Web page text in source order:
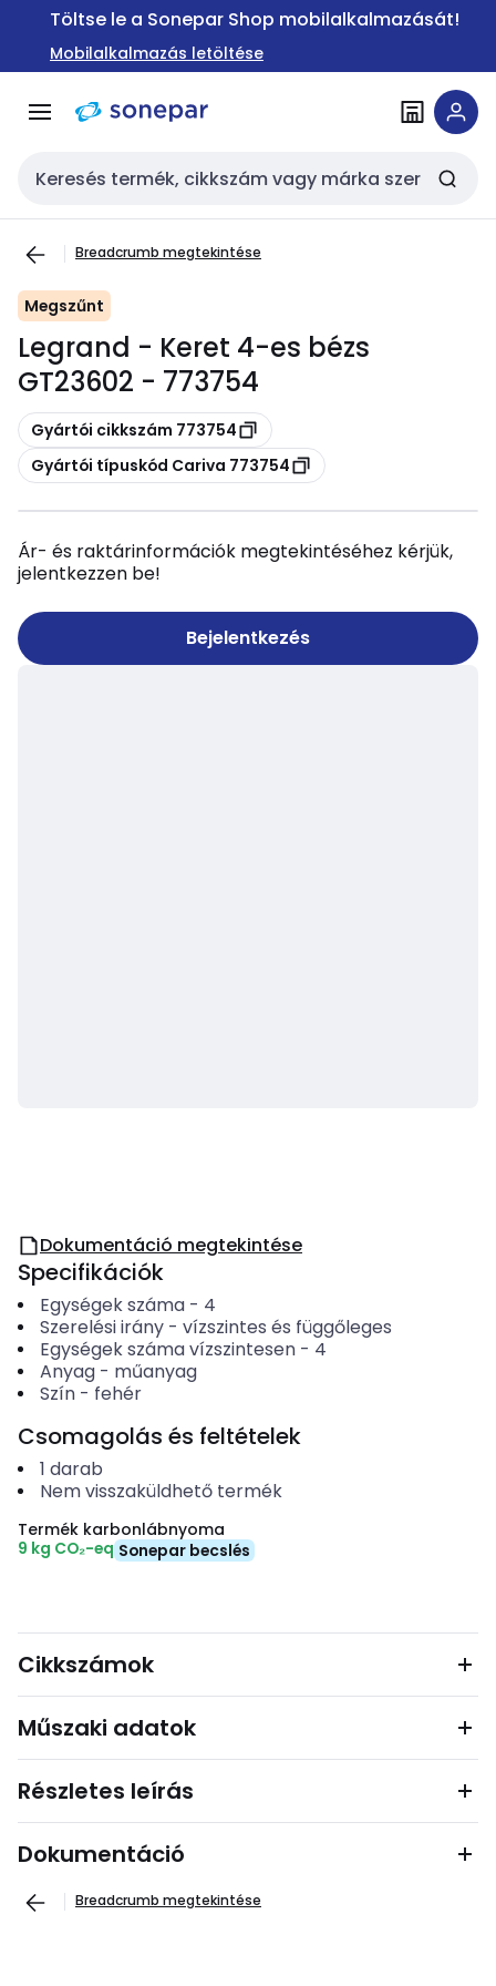
Ugrás a
Ugrás a
tartalomra
Töltse le a Sonepar Shop mobilalkalmazását!
Mobilalkalmazás letöltése
Keresési bemenet
Breadcrumb megtekintése
Megszűnt
Legrand - Keret 4-es bézs
GT23602 - 773754
Másolás
Gyártói cikkszám 773754
Másolás
Gyártói típuskód Cariva 773754
Ár- és raktárinformációk megtekintéséhez kérjük,
jelentkezzen be!
Bejelentkezés
Dokumentáció megtekintése
Specifikációk
Egységek száma- 4
Szerelési irány- vízszintes és függőleges
Egységek száma vízszintesen- 4
Anyag- műanyag
Szín- fehér
Csomagolás és feltételek
1 darab
Nem visszaküldhető termék
Termék karbonlábnyoma
9 kg CO₂-eq Sonepar becslés
Cikkszámok
Műszaki adatok
Részletes leírás
Dokumentáció
Breadcrumb megtekintése